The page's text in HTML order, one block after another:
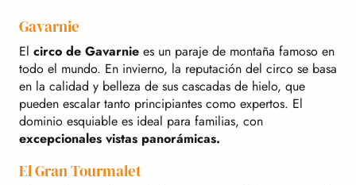
Gavarnie
El circo de Gavarnie es un paraje de montaña famoso en
todo el mundo. En invierno, la reputación del circo se basa
en la calidad y belleza de sus cascadas de hielo, que
pueden escalar tanto principiantes como expertos. El
dominio esquiable es ideal para familias, con
excepcionales vistas panorámicas.
El Gran Tourmalet